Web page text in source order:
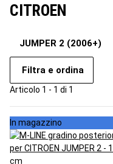
CITROEN
JUMPER 2 (2006+)
Filtra e ordina
Articolo 1 - 1 di 1
In magazzino